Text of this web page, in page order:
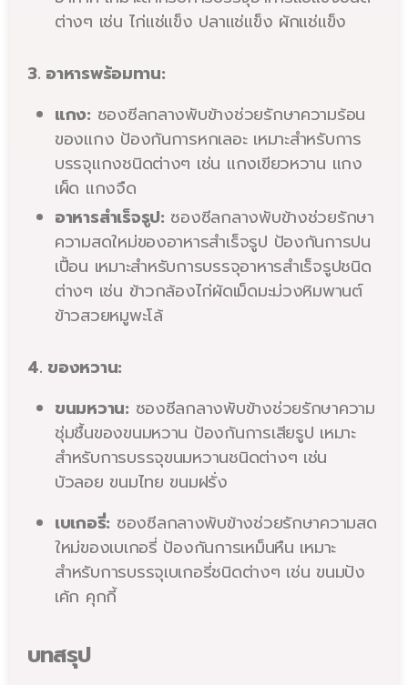
ต่างๆ เช่น ไก่แช่แข็ง ปลาแช่แข็ง ผักแช่แข็ง
3. อาหารพร้อมทาน:
แกง: ซองซีลกลางพับข้างช่วยรักษาความร้อน
ของแกง ป้องกันการหกเลอะ เหมาะสำหรับการ
บรรจุแกงชนิดต่างๆ เช่น แกงเขียวหวาน แกง
เผ็ด แกงจืด
อาหารสำเร็จรูป: ซองซีลกลางพับข้างช่วยรักษา
ความสดใหม่ของอาหารสำเร็จรูป ป้องกันการปน
เปื้อน เหมาะสำหรับการบรรจุอาหารสำเร็จรูปชนิด
ต่างๆ เช่น ข้าวกล้องไก่ผัดเม็ดมะม่วงหิมพานต์
ข้าวสวยหมูพะโล้
4. ของหวาน:
ขนมหวาน: ซองซีลกลางพับข้างช่วยรักษาความ
ชุ่มชื้นของขนมหวาน ป้องกันการเสียรูป เหมาะ
สำหรับการบรรจุขนมหวานชนิดต่างๆ เช่น
บัวลอย ขนมไทย ขนมฝรั่ง
เบเกอรี่: ซองซีลกลางพับข้างช่วยรักษาความสด
ใหม่ของเบเกอรี่ ป้องกันการเหม็นหืน เหมาะ
สำหรับการบรรจุเบเกอรี่ชนิดต่างๆ เช่น ขนมปัง
เค้ก คุกกี้
บทสรุป